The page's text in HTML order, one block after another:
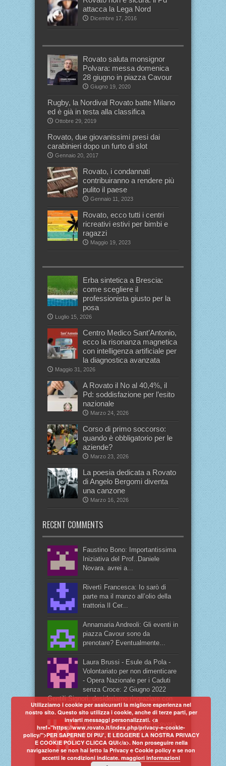
attacca la Lega Nord
Dicembre 17, 2016
Rovato saluta monsignor
Polvara: messa domenica
28 giugno in piazza Cavour
Giugno 19, 2020
Rugby, la Nordival Rovato batte Milano
ed è già in testa alla classifica
Ottobre 29, 2019
Rovato, due giovanissimi presi dai
carabinieri dopo un furto di slot
Gennaio 20, 2017
Rovato, i condannati
contribuiranno a rendere più
pulito il paese
Gennaio 11, 2023
Rovato, ecco tutti i centri
ricreativi estivi per bimbi e
ragazzi
Maggio 19, 2023
Erba sintetica a Brescia:
come scegliere il
professionista giusto per la
posa
Luglio 15, 2026
Centro Medico Sant’Antonio,
ecco la risonanza magnetica
con intelligenza artificiale per
la diagnostica avanzata
Maggio 31, 2026
A Rovato il No al 40,4%, il
Pd: soddisfazione per l’esito
nazionale
Marzo 24, 2026
Corso di primo soccorso:
quando è obbligatorio per le
aziende?
Marzo 23, 2026
La poesia dedicata a Rovato
di Angelo Bergomi diventa
una canzone
Marzo 16, 2026
RECENT COMMENTS
Faustino Bono: Importantissima
Iniziativa del Prof..Daniele
Novara. avrei a...
Rivertì Francesca: Io sarò di
parte ma il manzo all’olio della
trattoria Il Cer...
Annamaria Andreoli: Gli eventi in
piazza Cavour sono da
prenotare? Eventualmente...
Laura Brussi - Esule da Pola -
Volontariato per non dimenticare
- Opera Nazionale per i Caduti
senza Croce: 2 Giugno 2022
Gentili Signori, desideriamo ringraziare con
t...
Lorena Casaletti: Vorrei riceverà
la data esatta per un corso di
scrittura cre...
Utilizziamo i cookie per assicurarti la migliore esperienza nel
nostro sito. Questo sito utilizza i cookie, anche di terze parti, per
inviarti messaggi personalizzati. <a
href="https://www.rovato.it/index.php/privacy-e-cookie-
policy/">PER SAPERNE DI PIU', E LEGGERE LA NOSTRA PRIVACY
E COOKIE POLICY CLICCA QUI</a>. Non proseguire nella
navigazione se non hai letto la Privacy e Cookie policy e se non
accetti le condizioni indicate.maggiori informazioni